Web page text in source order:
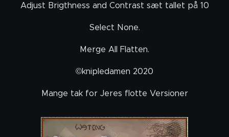
Adjust Brigthness and Contrast sæt tallet på 10
Select None.
Merge All Flatten.
©knipledamen 2020
Mange tak for Jeres flotte Versioner